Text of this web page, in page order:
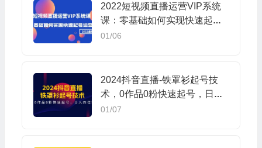
2022短视频直播运营VIP系统
课：零基础如何实现快速起号
运营（价值2999）
01/06
2024抖音直播-铁罩衫起号技
术，0作品0粉快速起号，日入
四位数（14节课）
01/07